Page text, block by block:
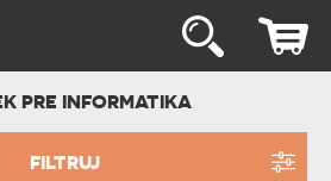
PRE INFORMATIKA
FILTRUJ